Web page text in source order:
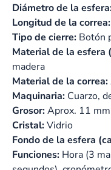
Diámetro de la
Longitud de la correa:
Tipo de cierre: Botón
Material de la esfera
madera
Material de la correa:
Maquinaria: Cuarzo,
Grosor:Aprox. 11 mm
Cristal:Vidrio
Fondo de la esfera
Funciones: Hora (3